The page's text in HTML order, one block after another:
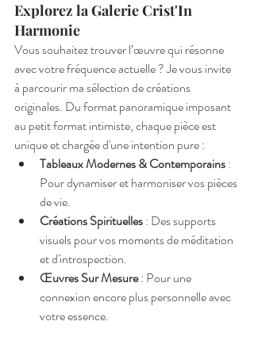
Explorez la Galerie Crist'In
Harmonie
Vous souhaitez trouver l’œuvre qui résonne
avec votre fréquence actuelle ? Je vous invite
à parcourir ma sélection de créations
originales. Du format panoramique imposant
au petit format intimiste, chaque pièce est
unique et chargée d'une intention pure :
Tableaux Modernes & Contemporains :
Pour dynamiser et harmoniser vos pièces
de vie.
Créations Spirituelles : Des supports
visuels pour vos moments de méditation
et d'introspection.
Œuvres Sur Mesure : Pour une
connexion encore plus personnelle avec
votre essence.